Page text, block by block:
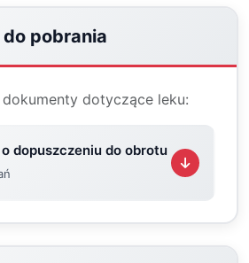
pobrania
dotyczące leku:
dopuszczeniu do obrotu